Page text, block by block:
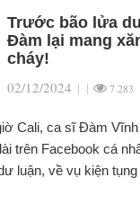
Trước bão lửa
Đàm lại mang
cháy!
02/12/2024 | | 7.283
Cali, ca sĩ Đàm
trên Facebook cá
luận, về vụ kiện